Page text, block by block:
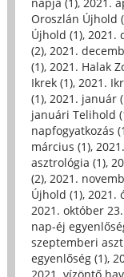
Oroszlán Újhold
Újhold (1), 2021.
(2), 2021.
(1), 2021. Halak
Ikrek (1), 2021.
(1), 2021. január
januári Telihold
napfogyatkozás
március (1),
asztrológia (1),
(2), 2021.
Újhold (1), 2021.
2021. október
nap-éj
szeptemberi
egyenlőség (1),